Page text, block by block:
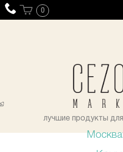
0
лучшие продукты